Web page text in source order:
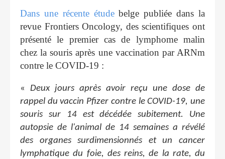
Dans une récente étudebelge publiée dans la
revue Frontiers Oncology, des scientifiques ont
présenté le premier cas de lymphome malin
chez la souris après une vaccination par ARNm
contre le COVID-19 :
«
Deux jours après avoir reçu une dose de
rappel du vaccin Pfizer contre le COVID-19, une
souris sur 14 est décédée subitement. Une
autopsie de l'animal de 14 semaines a révélé
des organes surdimensionnés et un cancer
lymphatique du foie, des reins, de la rate, du